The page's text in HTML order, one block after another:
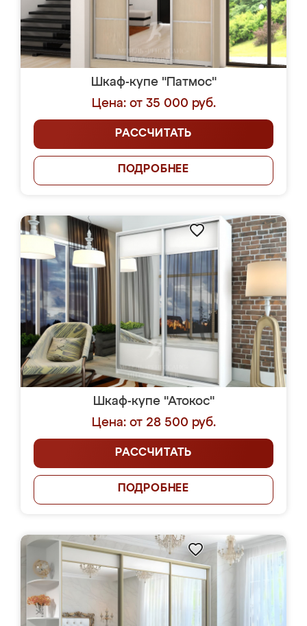
Шкаф-купе "Патмос"
Цена: от 35 000 руб.
РАССЧИТАТЬ
ПОДРОБНЕЕ
Шкаф-купе "Атокос"
Цена: от 28 500 руб.
РАССЧИТАТЬ
ПОДРОБНЕЕ